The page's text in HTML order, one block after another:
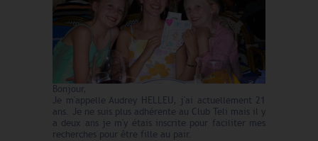
Bonjour,
Je m'appelle Audrey HELLEU, j'ai actuellement 21
ans. Je ne suis plus adhérente au Club Teli mais il y
a deux ans je m'y étais inscrite pour faciliter mes
recherches pour être fille au pair.